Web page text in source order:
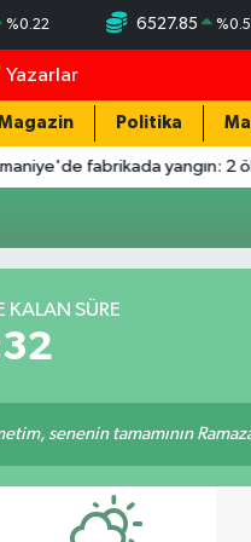
%0.22 6527.85 %
Yazarlar
Politika
fabrikada yangın: 2 ölü /
KALAN SÜRE
senenin tamamının